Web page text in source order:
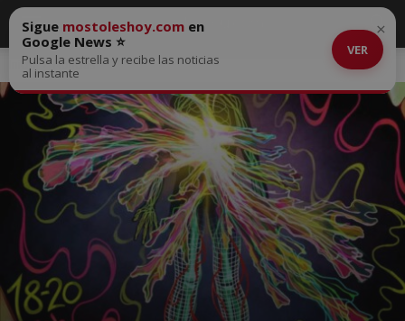
Inicio Noticias
Sigue mostoleshoy.com en
Google News ⭐
Pulsa la estrella y recibe las noticias
al instante
VER
×